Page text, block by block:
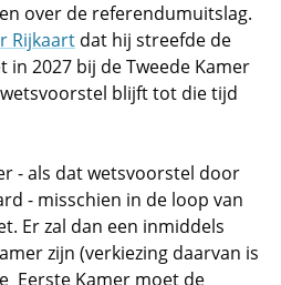
over de referendumuitslag.
Rijkaart dat hij streefde de
2027 bij de Tweede Kamer
blijft tot die tijd
- als dat wetsvoorstel door
- misschien in de loop van
Er zal dan een inmiddels
zijn (verkiezing daarvan is
Eerste Kamer moet de